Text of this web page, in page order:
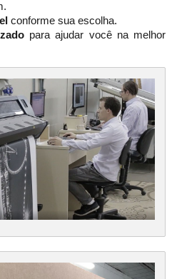
conforme sua escolha.
para ajudar você na melhor